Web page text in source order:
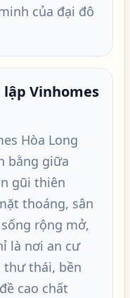
của đại đô
Vinhomes
Hòa Long
bằng giữa
gũi thiên
thoáng, sân
rộng mở,
là nơi an cư
thư thái, bền
cao chất